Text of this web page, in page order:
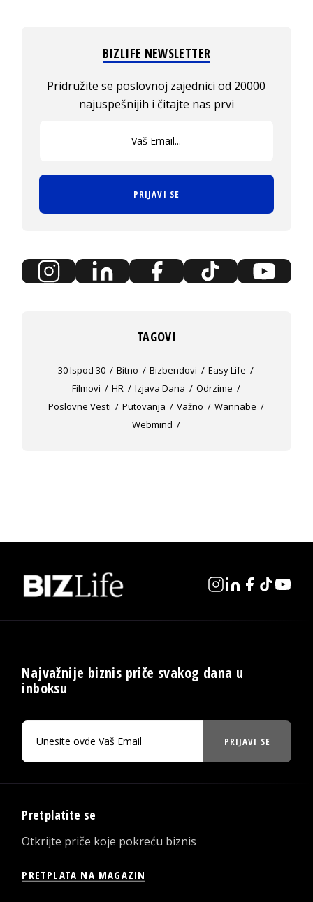
BIZLIFE NEWSLETTER
Pridružite se poslovnoj zajednici od 20000
najuspešnijih i čitajte nas prvi
PRIJAVI SE
TAGOVI
30 Ispod 30 Bitno Bizbendovi
Easy Life
Filmovi
HR Izjava Dana
Odrzime
Poslovne Vesti
Putovanja Važno
Wannabe
Webmind
Najvažnije biznis priče svakog dana u
inboksu
PRIJAVI SE
Pretplatite se
Otkrijte priče koje pokreću biznis
PRETPLATA NA MAGAZIN